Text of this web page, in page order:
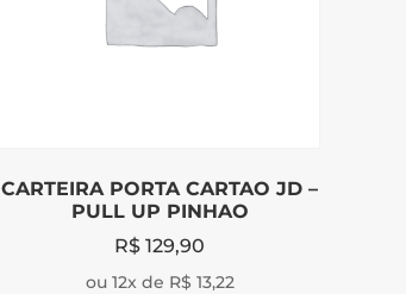
CARTEIRA PORTA CARTAO JD –
PULL UP PINHAO
R$ 129,90
ou 12x de R$ 13,22